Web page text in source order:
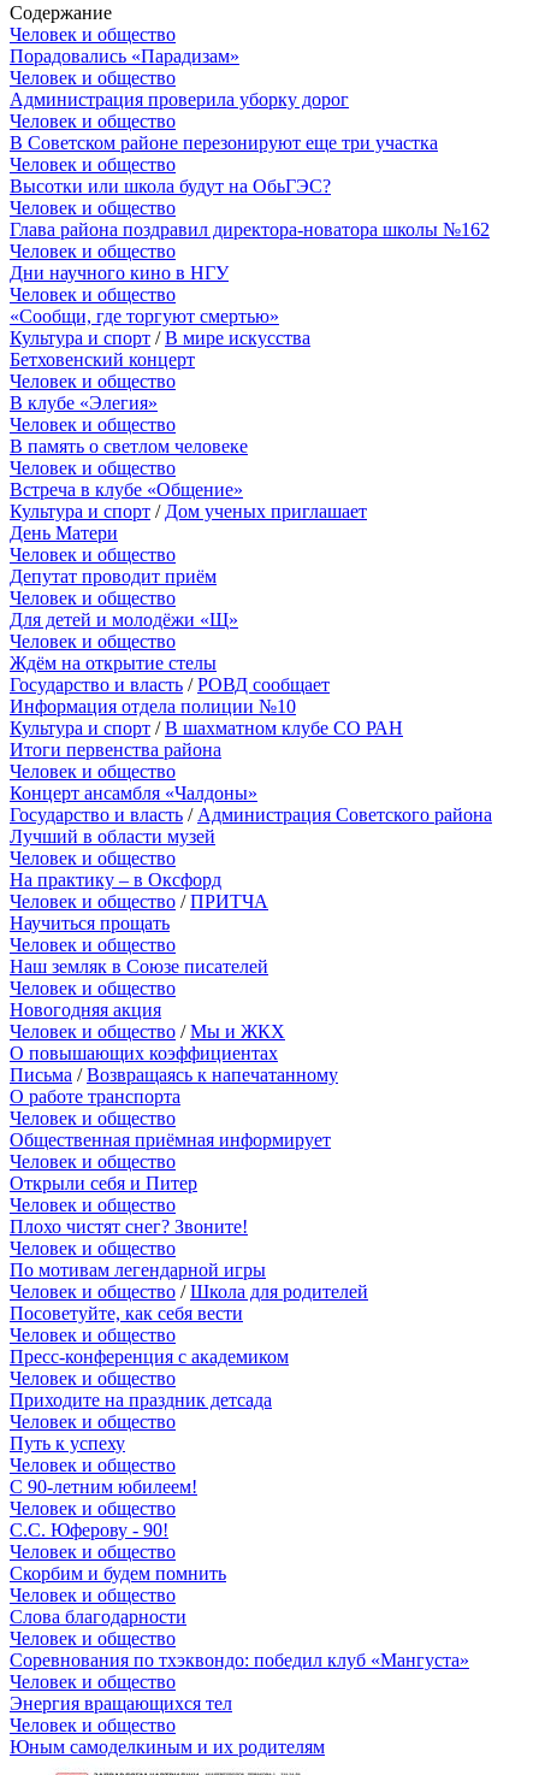
Содержание
Человек и общество
Порадовались «Парадизам»
Человек и общество
Администрация проверила уборку дорог
Человек и общество
В Советском районе перезонируют еще три участка
Человек и общество
Высотки или школа будут на ОбьГЭС?
Человек и общество
Глава района поздравил директора-новатора школы №162
Человек и общество
Дни научного кино в НГУ
Человек и общество
«Сообщи, где торгуют смертью»
Культура и спорт /В мире искусства
Бетховенский концерт
Человек и общество
В клубе «Элегия»
Человек и общество
В память о светлом человеке
Человек и общество
Встреча в клубе «Общение»
Культура и спорт / Дом ученых приглашает
День Матери
Человек и общество
Депутат проводит приём
Человек и общество
Для детей и молодёжи «Щ»
Человек и общество
Ждём на открытие стелы
Государство и власть /РОВД сообщает
Информация отдела полиции №10
Культура и спорт /В шахматном клубе СО РАН
Итоги первенства района
Человек и общество
Концерт ансамбля «Чалдоны»
Государство и власть / Администрация Советского района
Лучший в области музей
Человек и общество
На практику – в Оксфорд
Человек и общество /ПРИТЧА
Научиться прощать
Человек и общество
Наш земляк в Союзе писателей
Человек и общество
Новогодняя акция
Человек и общество /Мы и ЖКХ
О повышающих коэффициентах
Письма /Возвращаясь к напечатанному
О работе транспорта
Человек и общество
Общественная приёмная информирует
Человек и общество
Открыли себя и Питер
Человек и общество
Плохо чистят снег? Звоните!
Человек и общество
По мотивам легендарной игры
Человек и общество /Школа для родителей
Посоветуйте, как себя вести
Человек и общество
Пресс-конференция с академиком
Человек и общество
Приходите на праздник детсада
Человек и общество
Путь к успеху
Человек и общество
С 90-летним юбилеем!
Человек и общество
С.С. Юферову - 90!
Человек и общество
Скорбим и будем помнить
Человек и общество
Слова благодарности
Человек и общество
Соревнования по тхэквондо: победил клуб «Мангуста»
Человек и общество
Энергия вращающихся тел
Человек и общество
Юным самоделкиным и их родителям